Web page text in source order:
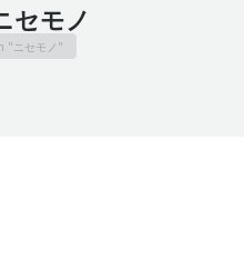
セモノ
"ニセモノ"